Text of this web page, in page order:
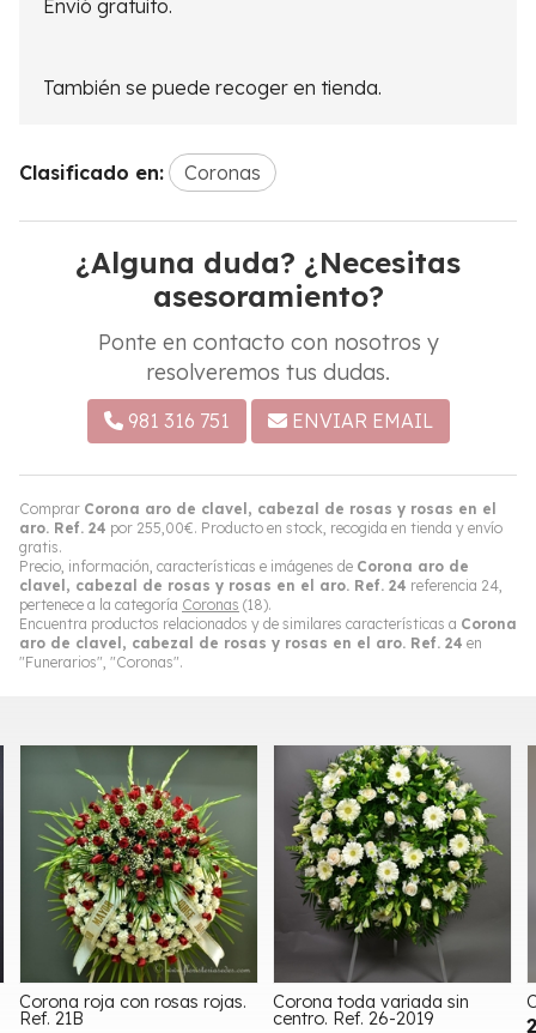
Comprar Corona aro de clavel, cabezal de rosas y rosas en el
aro. Ref. 24 por 255,00€. Producto en stock, recogida en tienda y envío
gratis.
Precio, información, características e imágenes de Corona aro de
clavel, cabezal de rosas y rosas en el aro. Ref. 24 referencia 24,
pertenece a la categoría Coronas (18).
Encuentra productos relacionados y de similares características a Corona
aro de clavel, cabezal de rosas y rosas en el aro. Ref. 24 en
"Funerarios", "Coronas".
Envió gratuito.
También se puede recoger en tienda.
Clasificado en: Coronas
¿Alguna duda? ¿Necesitas
asesoramiento?
Ponte en contacto con nosotros y
resolveremos tus dudas.
981 316 751 ENVIAR EMAIL
Corona roja con rosas rojas.
Ref. 21B
Corona toda variada sin
centro. Ref. 26-2019